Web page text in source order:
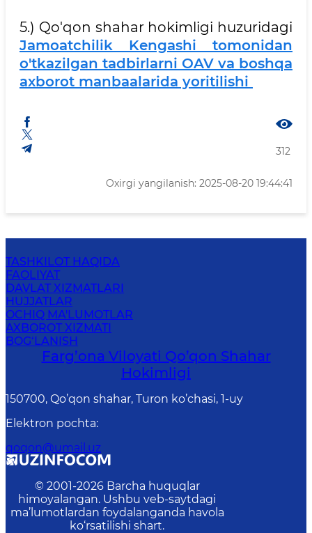
5.) Qo'qon shahar hokimligi huzuridagi
Jamoatchilik Kengashi tomonidan
o'tkazilgan tadbirlarni OAV va boshqa
axborot manbaalarida yoritilishi
312
Oxirgi yangilanish: 2025-08-20 19:44:41
TASHKILOT HAQIDA
FAOLIYAT
DAVLAT XIZMATLARI
HUJJATLAR
OCHIQ MA'LUMOTLAR
AXBOROT XIZMATI
BOG‘LANISH
Farg’оnа Vilоyati Qo’qon Shahar
Hоkimligi
150700, Qo’qon shahar, Turon ko’chasi, 1-uy
Elektron pochta:
qoqon@umail.uz
© 2001-2026 Barcha huquqlar
himoyalangan. Ushbu veb-saytdagi
ma’lumotlardan foydalanganda havola
ko‘rsatilishi shart.